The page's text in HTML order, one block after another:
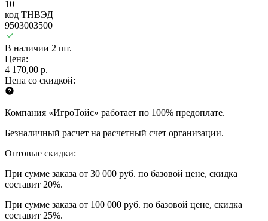
10
код ТНВЭД
9503003500
В наличии 2 шт.
Цена:
4 170,00 р.
Цена со скидкой:
Компания «ИгроТойс» работает по 100% предоплате.
Безналичный расчет на расчетный счет организации.
Оптовые скидки:
При сумме заказа от 30 000 руб. по базовой цене, скидка
составит 20%.
При сумме заказа от 100 000 руб. по базовой цене, скидка
составит 25%.